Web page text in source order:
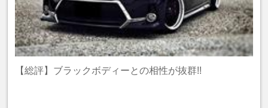
【総評】ブラックボディーとの相性が抜群!!